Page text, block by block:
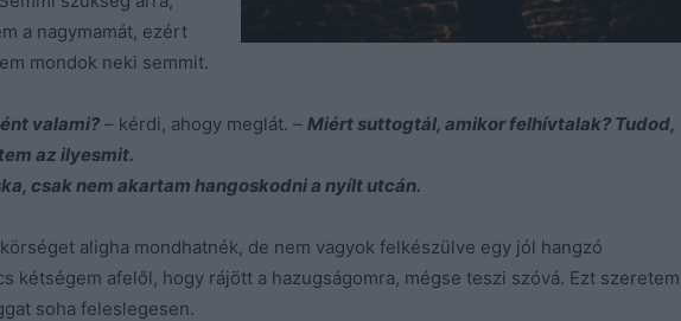
a nagymamát, ezért
mondok neki semmit.
valami? – kérdi, ahogy meglát. – Miért suttogtál, amikor felhívtalak? Tudod,
az ilyesmit.
csak nem akartam hangoskodni a nyílt utcán.
aligha mondhatnék, de nem vagyok felkészülve egy jól hangzó
kétségem afelől, hogy rájött a hazugságomra, mégse teszi szóvá. Ezt szeretem
soha feleslegesen.